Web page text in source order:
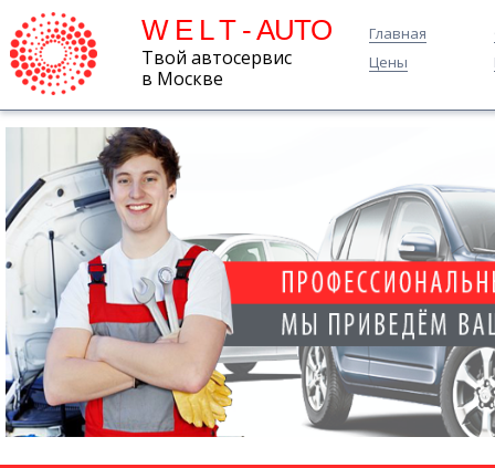
W E L T - AUTO
Твой автосервис
в Москве
Главная
Цены